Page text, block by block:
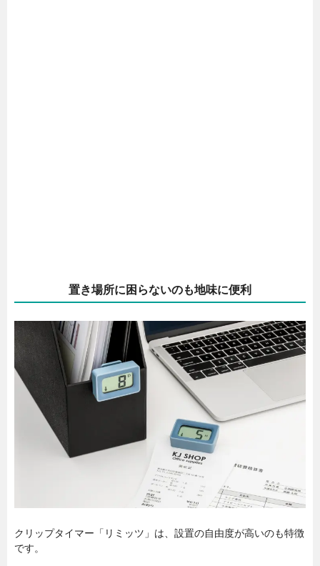
置き場所に困らないのも地味に便利
クリップタイマー「リミッツ」は、設置の自由度が高いのも特徴
です。